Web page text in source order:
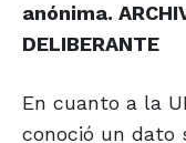
anónima.
DELIBERANTE
En cuanto a la
conoció un dato